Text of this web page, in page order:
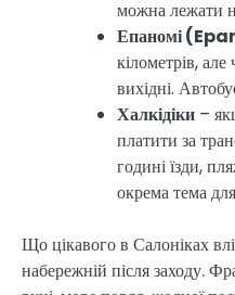
можна лежати
Епаномі
кілометрів,
вихідні.
Халкідіки –
платити за
годині їзди,
окрема тема для
Що цікавого в Салоніках
набережній після заходу.